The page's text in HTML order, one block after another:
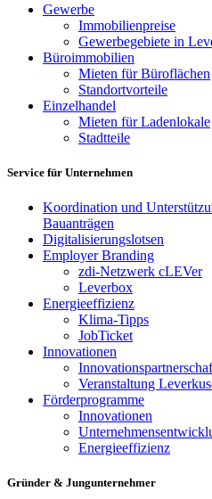
Gewerbe
Immobilienpreise
Gewerbegebiete in
Büroimmobilien
Mieten für Büroflächen
Standortvorteile
Einzelhandel
Mieten für Ladenlokale
Stadtteile
Service für Unternehmen
Koordination und
Bauanträgen
Digitalisierungslotsen
Employer Branding
zdi-Netzwerk cLEVer
Leverbox
Energieeffizienz
Klima-Tipps
JobTicket
Innovationen
Veranstaltung
Förderprogramme
Innovationen
Energieeffizienz
Gründer & Jungunternehmer